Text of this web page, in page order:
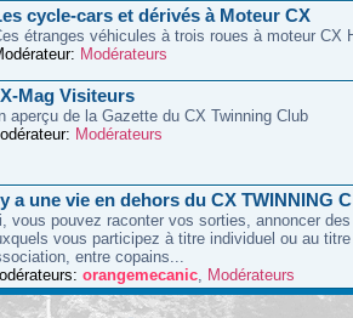
cycle-cars et dérivés à Moteur CX
étranges véhicules à trois roues à moteur CX
Modérateurs
Mag Visiteurs
aperçu de la Gazette du CX Twinning Club
Modérateurs
a une vie en dehors du CX TWINNING
vous pouvez raconter vos sorties, annoncer
vous participez à titre individuel ou au
entre copains...
orangemecanic, Modérateurs